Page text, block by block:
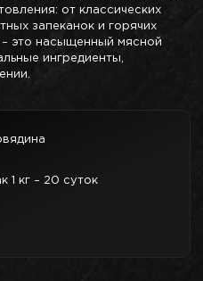
от классических
запеканок и горячих
это насыщенный мясной
ингредиенты,
1 кг – 20 суток